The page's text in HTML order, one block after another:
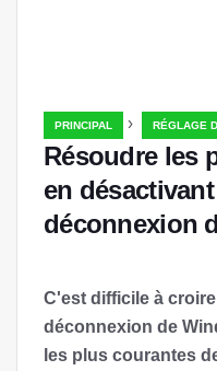
PRINCIPAL › RÉGLAGE
Résoudre les
en
déconnexion
C'est difficile à
déconnexion de
les plus courantes